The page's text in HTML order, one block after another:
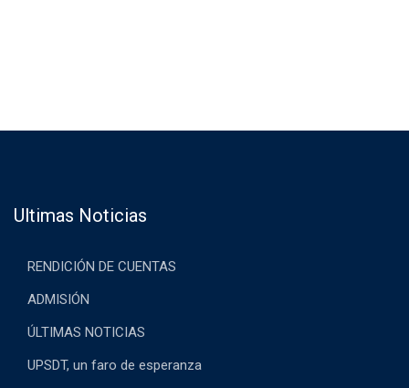
Ultimas Noticias
RENDICIÓN DE CUENTAS
ADMISIÓN
ÚLTIMAS NOTICIAS
UPSDT, un faro de esperanza